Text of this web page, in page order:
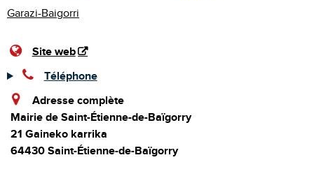
Garazi-Baigorri
Site web
Téléphone
Adresse complète
Mairie de Saint-Étienne-de-Baïgorry
21 Gaineko karrika
64430 Saint-Étienne-de-Baïgorry